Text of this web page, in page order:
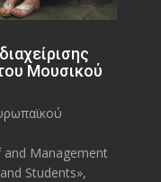
Μουσικού
and Management
Students»,